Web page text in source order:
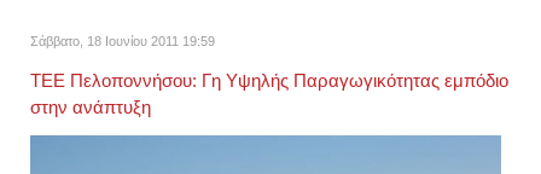
Σάββατο, 18 Ιουνίου 2011 19:59
ΤΕΕ Πελοποννήσου: Γη Υψηλής Παραγωγικότητας εμπόδιο
στην ανάπτυξη